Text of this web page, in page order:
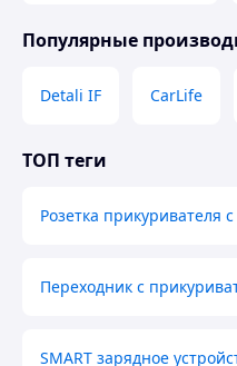
Популярные
Detali IF CarLife
ТОП теги
Розетка прикуривателя
Переходник с
SMART зарядное